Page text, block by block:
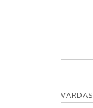
VARDAS